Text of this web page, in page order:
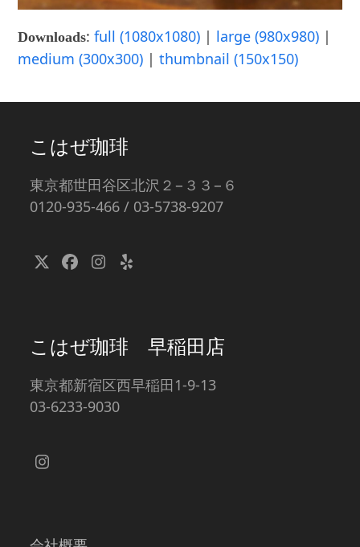
Downloads:full (1080x1080) | large (980x980) |
medium (300x300) |thumbnail (150x150)
こはぜ珈琲
東京都世田谷区北沢２−３３−６
0120-935-466 / 03-5738-9207
TwitterFacebook
Instagram
Yelp
こはぜ珈琲 早稲田店
東京都新宿区西早稲田1-9-13
03-6233-9030
Instagram